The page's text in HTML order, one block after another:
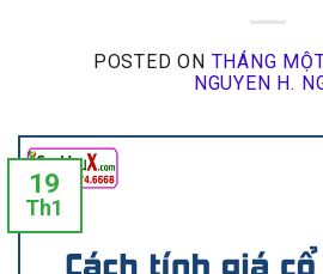
POSTED ON THÁNG
NGUYEN H.
19
Th1